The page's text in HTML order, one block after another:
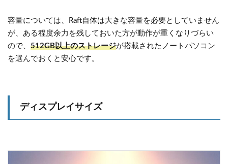
容量については、Raft自体は大きな容量を必要としていません
が、ある程度余力を残しておいた方が動作が重くなりづらい
ので、 512GB以上のストレージが搭載されたノートパソコン
を選んでおくと安心です。
ディスプレイサイズ